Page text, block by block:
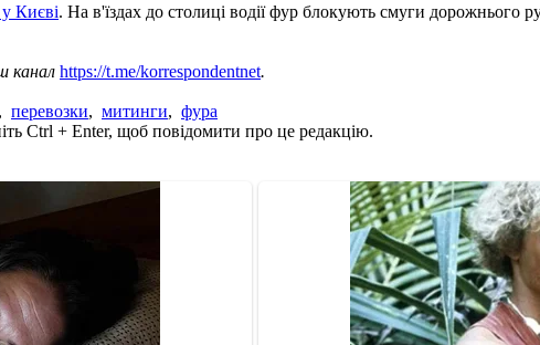
Києві. На в'їздах до столиці водії фур блокують смуги дорожнього
канал https://t.me/korrespondentnet.
, перевозки, митинги, фура
Ctrl + Enter, щоб повідомити про це редакцію.